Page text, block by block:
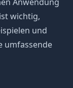
Anwendung
wichtig,
und
umfassende